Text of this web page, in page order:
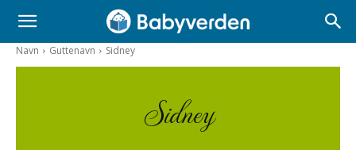
Navn Guttenavn Sidney
Sidney